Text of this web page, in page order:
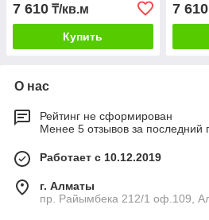
7 610 ₸/кв.м
Купить
7 610
О нас
Рейтинг не сформирован
Менее 5 отзывов за последний
Работает с 10.12.2019
г. Алматы
пр. Райымбека 212/1 оф.109,